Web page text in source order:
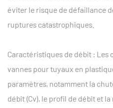
éviter le risque de défaillance
ruptures catastrophiques.
Caractéristiques de débit :
vannes pour tuyaux en
paramètres, notamment la
débit (Cv), le profil de débit et